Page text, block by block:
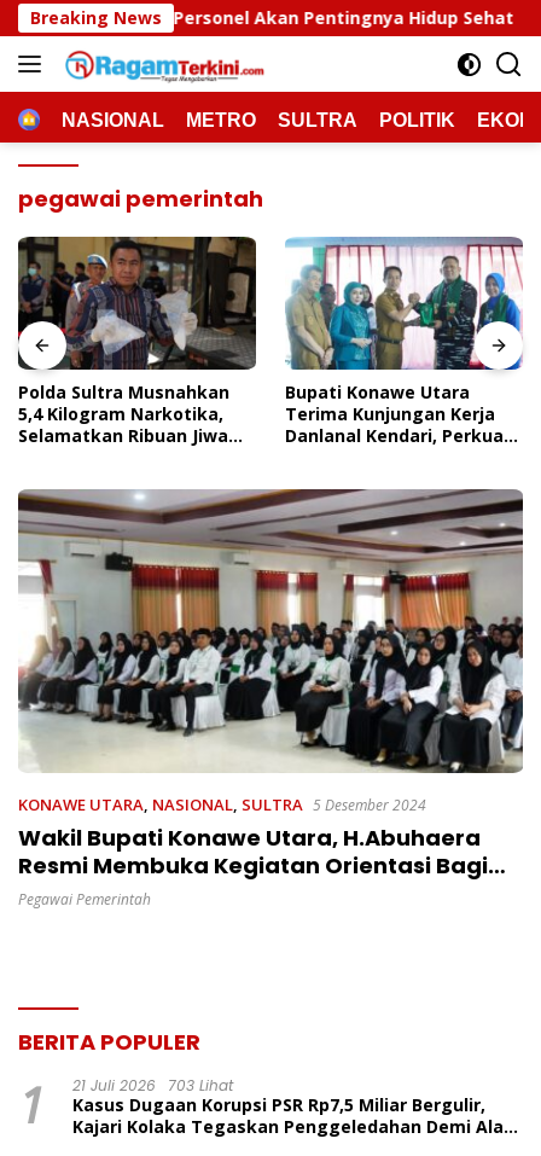
Langsung
ke
konten
Breaking News
Akan Pentingnya Hidup Sehat Polda Sultra
HOMENASIONAL METRO SULTRA POLITIK
pegawai pemerintah
Polda Sultra Musnahkan
5,4 Kilogram Narkotika,
Selamatkan Ribuan Jiwa
Bupati Konawe Utara
Terima Kunjungan Kerja
Danlanal Kendari, Perkuat
KONAWE UTARA, NASIONAL, SULTRA 5 Desember 2024
Wakil Bupati Konawe Utara, H.Abuhaera
Resmi Membuka Kegiatan Orientasi Bagi
440 Pegawai Pemerintah
Pegawai Pemerintah
BERITA POPULER
1 21 Juli 2026 703 Lihat
Kasus Dugaan Korupsi PSR Rp7,5 Miliar Bergulir,
Kajari Kolaka Tegaskan Penggeledahan Demi Alat